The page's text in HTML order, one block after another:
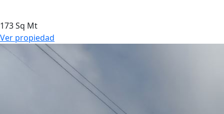
173 Sq Mt
Ver propiedad